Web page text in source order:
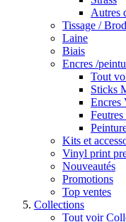
Autres
Tissage /
Laine
Biais
Encres /
Tout
Sticks
Encres
Kits et
Vinyl print
Nouveautés
Promotions
Top ventes
Collections
Tout voir